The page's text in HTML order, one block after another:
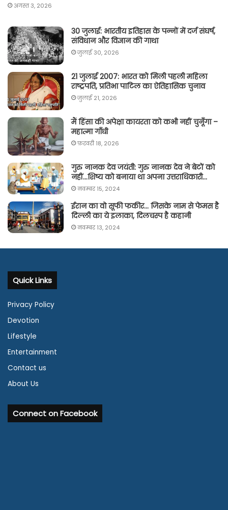
अगस्त 3, 2026
30 जुलाई: भारतीय इतिहास के पन्नों में दर्ज संघर्ष,
संविधान और विज्ञान की गाथा
जुलाई 30, 2026
21 जुलाई 2007: भारत को मिली पहली महिला
राष्ट्रपति, प्रतिभा पाटिल का ऐतिहासिक चुनाव
जुलाई 21, 2026
मैं हिंसा की अपेक्षा कायरता को कभी नहीं चुनूँगा –
महात्मा गाँधी
फ़रवरी 18, 2026
गुरु नानक देव जयंती: गुरु नानक देव ने बेटों को
नहीं…शिष्य को बनाया था अपना उत्तराधिकारी…
नवम्बर 15, 2024
ईरान का वो सूफी फकीर… जिसके नाम से फेमस है
दिल्ली का ये इलाका, दिलचस्प है कहानी
नवम्बर 13, 2024
Quick Links
Privacy Policy
Devotion
Lifestyle
Entertainment
Contact us
About Us
Connect on Facebook